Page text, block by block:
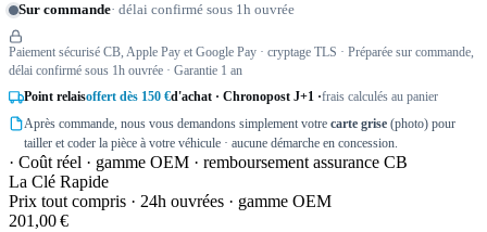
Sur commande· délai confirmé sous 1h ouvrée
Paiement sécurisé CB, Apple Pay et Google Pay · cryptage TLS · Préparée sur commande,
délai confirmé sous 1h ouvrée · Garantie 1 an
Point relaisoffert dès 150 €d'achat · Chronopost J+1 ·frais calculés au panier
Après commande, nous vous demandons simplement votre carte grise (photo) pour
tailler et coder la pièce à votre véhicule · aucune démarche en concession.
· Coût réel · gamme OEM · remboursement assurance CB
La Clé Rapide
Prix tout compris · 24h ouvrées · gamme OEM
201,00 €